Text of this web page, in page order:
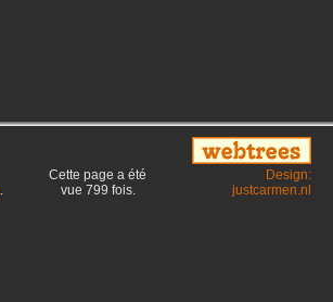
.
Cette page a été
vue 799 fois.
Design:
justcarmen.nl